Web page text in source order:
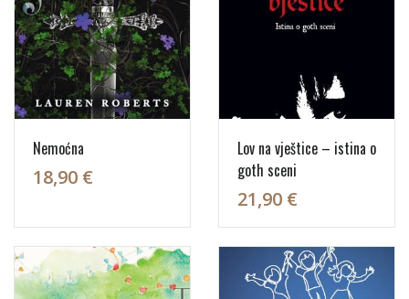
Nemoćna
18,90 €
Lov na vještice – istina o
goth sceni
21,90 €